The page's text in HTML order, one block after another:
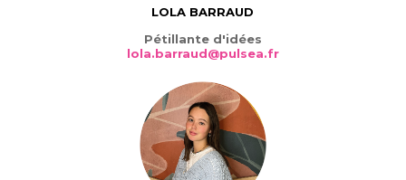
LOLA BARRAUD
Pétillante d'idées
lola.barraud@pulsea.fr